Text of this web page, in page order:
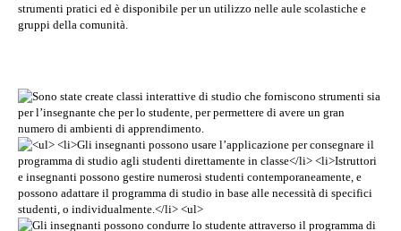
strumenti pratici ed è disponibile per un utilizzo nelle aule scolastiche e
gruppi della comunità.